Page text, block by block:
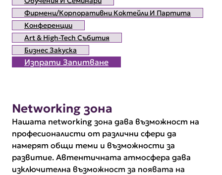
Фирмени/корпоративни Коктейли И Партита
Конференции
Art & High-Tech Събития
Бизнес Закуска
Изпрати Запитване
Networking зона
Нашата networking зона дава възможност на
професионалисти от различни сфери да
намерят общи теми и възможности за
развитие. Автентичната атмосфера дава
изключителна възможност за появата на